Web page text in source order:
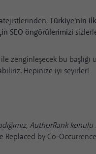
Türkiye'nin ilk
SEO öngörülerimizi
zenginleşecek bu başlığı
Hepinize iyi seyirler!
AuthorRank konulu
Replaced by Co-Occurrence